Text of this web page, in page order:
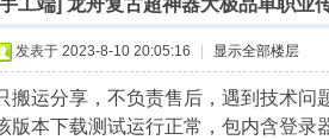
› 工端] 龙舟复古超神器大极品单职业
发表于 2023-8-10 20:05:16 显示全部楼层
搬运分享，不负责售后，遇到技术问
版本下载测试运行正常，包内含登录